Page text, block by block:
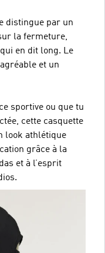
distingue par un
la fermeture,
en dit long. Le
et un
sportive ou que tu
cette casquette
look athlétique
grâce à la
et à l’esprit